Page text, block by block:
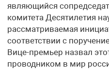
являющийся
комитета Десятилетия
рассматриваемая
соответствии с
Вице-премьер назвал
проводником в мир